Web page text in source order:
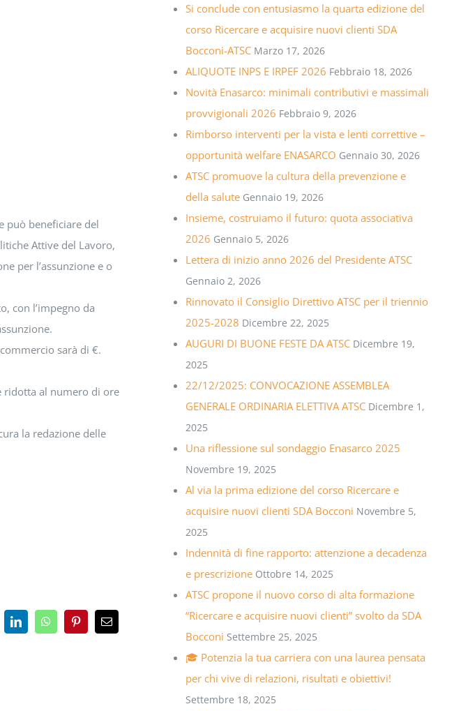
può beneficiare del
Attive del Lavoro,
per l’assunzione e o
con l’impegno da
sarà di €.
ridotta al numero di ore
la redazione delle
Si conclude con entusiasmo la quarta edizione del
corso Ricercare e acquisire nuovi clienti SDA
Bocconi-ATSC Marzo 17, 2026
ALIQUOTE INPS E IRPEF 2026 Febbraio 18, 2026
Novità Enasarco: minimali contributivi e massimali
provvigionali 2026 Febbraio 9, 2026
Rimborso interventi per la vista e lenti correttive –
opportunità welfare ENASARCO Gennaio 30, 2026
ATSC promuove la cultura della prevenzione e
della salute Gennaio 19, 2026
Insieme, costruiamo il futuro: quota associativa
2026 Gennaio 5, 2026
Lettera di inizio anno 2026 del Presidente ATSC
Gennaio 2, 2026
Rinnovato il Consiglio Direttivo ATSC per il triennio
2025-2028 Dicembre 22, 2025
AUGURI DI BUONE FESTE DA ATSC Dicembre 19,
2025
22/12/2025: CONVOCAZIONE ASSEMBLEA
GENERALE ORDINARIA ELETTIVA ATSC Dicembre 1,
2025
Una riflessione sul sondaggio Enasarco 2025
Novembre 19, 2025
Al via la prima edizione del corso Ricercare e
acquisire nuovi clienti SDA Bocconi Novembre 5,
2025
Indennità di fine rapporto: attenzione a decadenza
e prescrizione Ottobre 14, 2025
ATSC propone il nuovo corso di alta formazione
“Ricercare e acquisire nuovi clienti” svolto da SDA
Bocconi Settembre 25, 2025
🎓 Potenzia la tua carriera con una laurea pensata
per chi vive di relazioni, risultati e obiettivi!
Settembre 18, 2025